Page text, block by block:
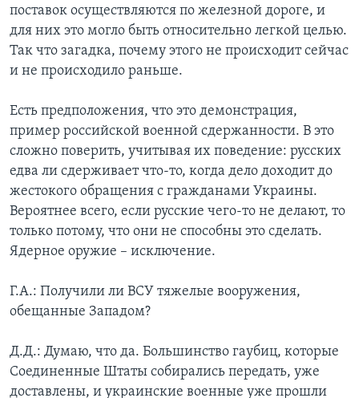
поставок осуществляются по железной дороге, и
для них это могло быть относительно легкой целью.
Так что загадка, почему этого не происходит сейчас
и не происходило раньше.
Есть предположения, что это демонстрация,
пример российской военной сдержанности. В это
сложно поверить, учитывая их поведение: русских
едва ли сдерживает что-то, когда дело доходит до
жестокого обращения с гражданами Украины.
Вероятнее всего, если русские чего-то не делают, то
только потому, что они не способны это сделать.
Ядерное оружие – исключение.
Г.А.: Получили ли ВСУ тяжелые вооружения,
обещанные Западом?
Д.Д.: Думаю, что да. Большинство гаубиц, которые
Соединенные Штаты собирались передать, уже
доставлены, и украинские военные уже прошли